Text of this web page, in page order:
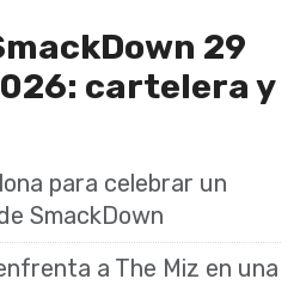
29
cartelera y
para celebrar un
SmackDown
a The Miz en una